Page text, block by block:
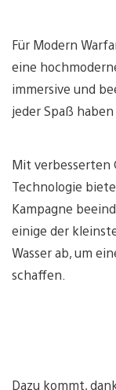
Für Modern
eine
immersive und
jeder Spaß haben
Mit verbesserten
Technologie
Kampagne
einige der
Wasser ab, um
schaffen.
Dazu kommt,